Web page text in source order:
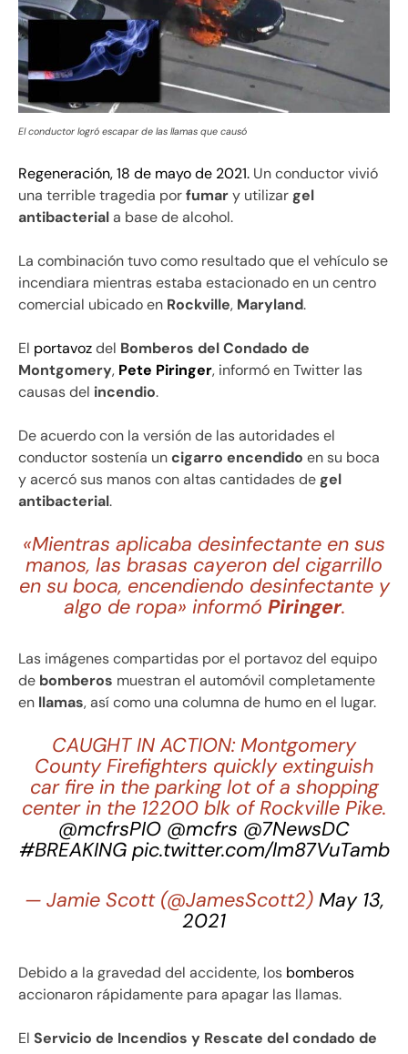
El conductor logró escapar de las llamas que causó
Regeneración, 18 de mayo de 2021. Un conductor vivió
una terrible tragedia porfumary utilizargel
antibacteriala base de alcohol.
La combinación tuvo como resultado que el vehículo se
incendiara mientras estaba estacionado en un centro
comercial ubicado en Rockville, Maryland.
El portavozdel Bomberos del Condado de
Montgomery, Pete Piringer, informó en Twitter las
causas del incendio.
De acuerdo con la versión de las autoridades el
conductor sostenía uncigarro encendido en su boca
y acercó sus manos con altas cantidades degel
antibacterial.
«Mientras aplicaba desinfectante en sus
manos, las brasas cayeron del cigarrillo
en su boca, encendiendo desinfectante y
algo de ropa» informó Piringer.
Las imágenes compartidas por el portavoz del equipo
de bomberos muestran el automóvil completamente
en llamas, así como una columna de humo en el lugar.
CAUGHT IN ACTION: Montgomery
County Firefighters quickly extinguish
car fire in the parking lot of a shopping
center in the 12200 blk of Rockville Pike.
@mcfrsPIO @mcfrs @7NewsDC
#BREAKING pic.twitter.com/lm87VuTamb
— Jamie Scott (@JamesScott2) May 13,
2021
Debido a la gravedad del accidente, los bomberos
accionaron rápidamente para apagar las llamas.
El Servicio de Incendios y Rescate del condado de